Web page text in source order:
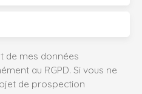
de mes données
au RGPD. Si vous ne
de prospection